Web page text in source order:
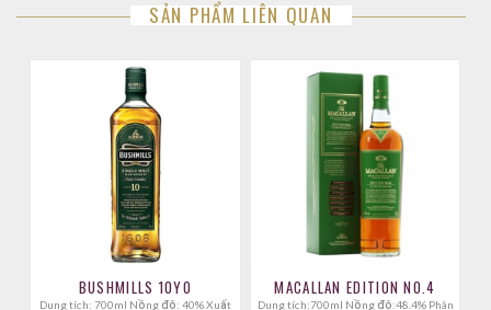
SẢN PHẨM LIÊN QUAN
BUSHMILLS 10YO
Dung tích: 700ml Nồng độ: 40% Xuất
MACALLAN EDITION NO.4
Dung tích:700ml Nồng độ:48.4% Phân